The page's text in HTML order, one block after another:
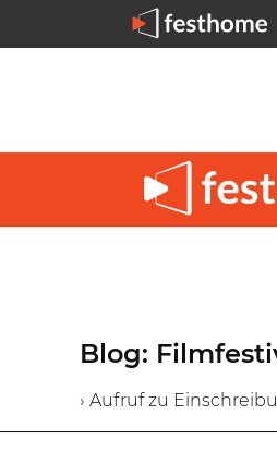
Blog:
› Aufruf zu